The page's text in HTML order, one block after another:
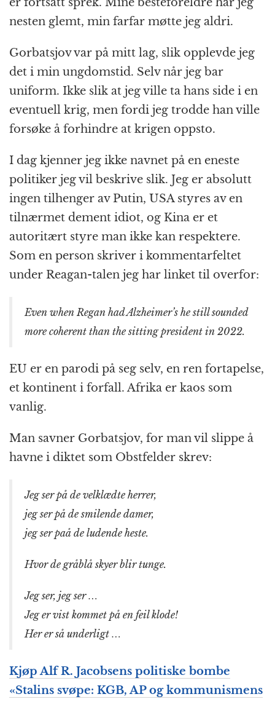
er fortsatt sprek. Mine besteforeldre har jeg
nesten glemt, min farfar møtte jeg aldri.
Gorbatsjov var på mitt lag, slik opplevde jeg
det i min ungdomstid. Selv når jeg bar
uniform. Ikke slik at jeg ville ta hans side i en
eventuell krig, men fordi jeg trodde han ville
forsøke å forhindre at krigen oppsto.
I dag kjenner jeg ikke navnet på en eneste
politiker jeg vil beskrive slik. Jeg er absolutt
ingen tilhenger av Putin, USA styres av en
tilnærmet dement idiot, og Kina er et
autoritært styre man ikke kan respektere.
Som en person skriver i kommentarfeltet
under Reagan-talen jeg har linket til overfor:
Even when Regan had Alzheimer’s he still sounded
more coherent than the sitting president in 2022.
EU er en parodi på seg selv, en ren fortapelse,
et kontinent i forfall. Afrika er kaos som
vanlig.
Man savner Gorbatsjov, for man vil slippe å
havne i diktet som Obstfelder skrev:
Jeg ser på de velklædte herrer,
jeg ser på de smilende damer,
jeg ser paå de ludende heste.
Hvor de gråblå skyer blir tunge.
Jeg ser, jeg ser …
Jeg er vist kommet på en feil klode!
Her er så underligt …
Kjøp Alf R. Jacobsens politiske bombe
«Stalins svøpe: KGB, AP og kommunismens